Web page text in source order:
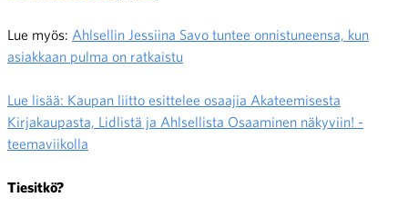
Lue myös: Ahlsellin Jessiina Savo tuntee onnistuneensa, kun
asiakkaan pulma on ratkaistu
Lue lisää: Kaupan liitto esittelee osaajia Akateemisesta
Kirjakaupasta, Lidlistä ja Ahlsellista Osaaminen näkyviin! -
teemaviikolla
Tiesitkö?